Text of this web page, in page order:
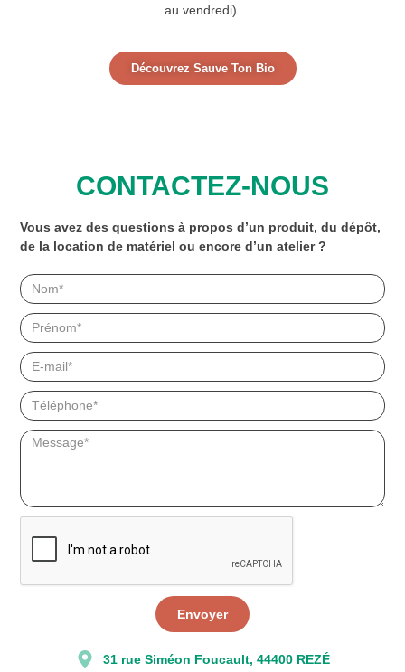
au vendredi).
Découvrez Sauve Ton Bio
CONTACTEZ-NOUS
Vous avez des questions à propos d’un produit, du dépôt,
de la location de matériel ou encore d’un atelier ?
Envoyer
31 rue Siméon Foucault, 44400 REZÉ